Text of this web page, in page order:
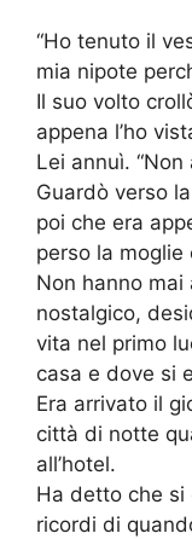
“Ho tenuto il
mia nipote
Il suo volto
appena l’ho
Lei annuì.
Guardò verso
poi che era
perso la
Non hanno
nostalgico,
vita nel primo
casa e dove si
Era arrivato il
città di notte
all’hotel.
Ha detto che si
ricordi di